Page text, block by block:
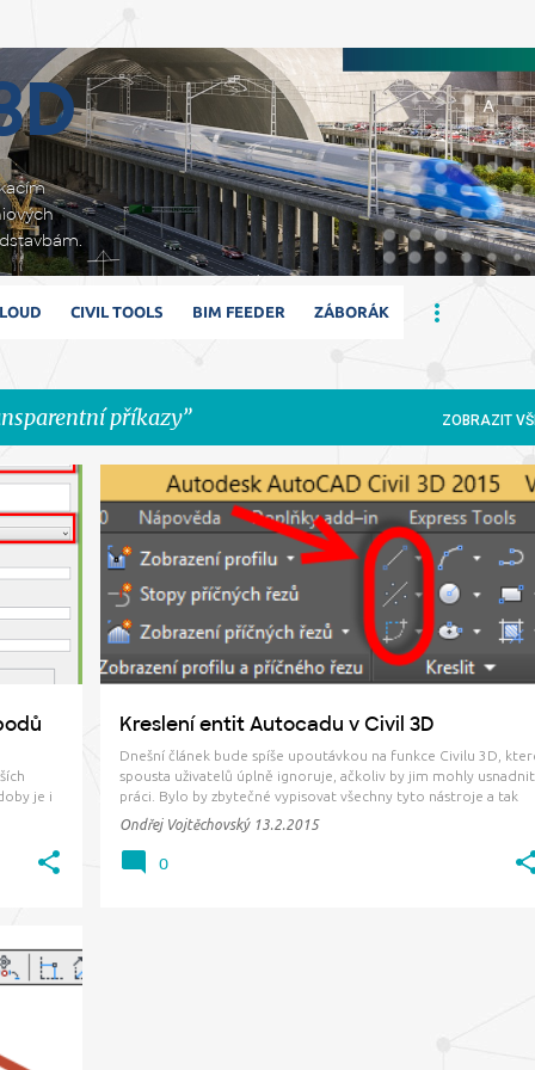
CIVIL TOOLS BIM FEEDER ZÁBORÁK
příkazy ZOBRAZIT
je i
daty
Kreslení entit Autocadu v Civil 3D
Dnešní článek bude spíše upoutávkou na funkce Civilu 3D,
spousta uživatelů úplně ignoruje, ačkoliv by jim mohly usnadnit
práci. Bylo by zbytečné vypisovat všechny tyto nástroje a tak
vypíchnu jen ty nejzajímavější a každý nechť si projde i ostatní a
zkusí popřemýšlet, jestli by se mu v jeho r…
Ondřej Vojtěchovský 13.2.2015
AUTOCAD OBLOUK REGRESE
TRANSPARENTNÍ PŘÍKAZY ÚSEČKA
0